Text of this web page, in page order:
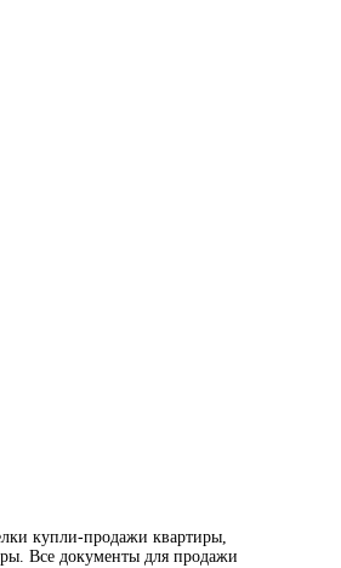
купли-продажи квартиры,
Все документы для продажи